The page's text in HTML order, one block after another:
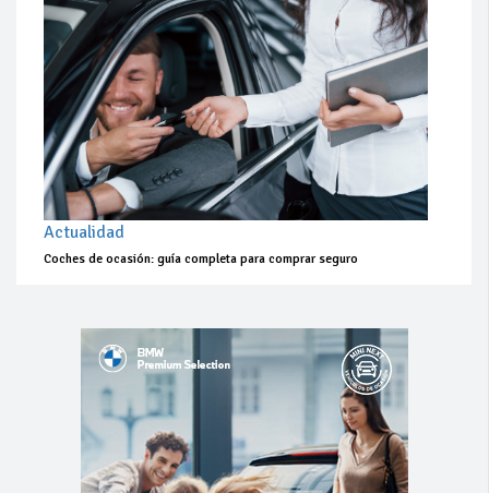
Actualidad
Coches de ocasión: guía completa para comprar seguro